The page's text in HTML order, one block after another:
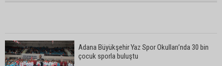
Adana Büyükşehir Yaz Spor Okulları’nda 30 bin
çocuk sporla buluştu